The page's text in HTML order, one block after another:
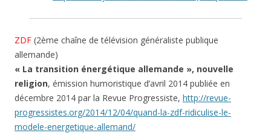
ZDF (2ème chaîne de télévision généraliste publique
allemande)
« La transition énergétique allemande », nouvelle
religion, émission humoristique d’avril 2014 publiée en
décembre 2014 par la Revue Progressiste, http://revue-
progressistes.org/2014/12/04/quand-la-zdf-ridiculise-le-
modele-energetique-allemand/